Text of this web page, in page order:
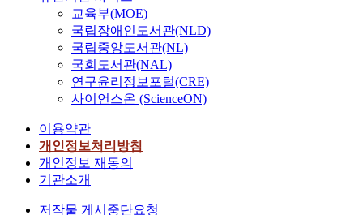
교육부(MOE)
국립장애인도서관(NLD)
국립중앙도서관(NL)
국회도서관(NAL)
연구윤리정보포털(CRE)
사이언스온 (ScienceON)
이용약관
개인정보처리방침
개인정보 재동의
기관소개
저작물 게시중단요청